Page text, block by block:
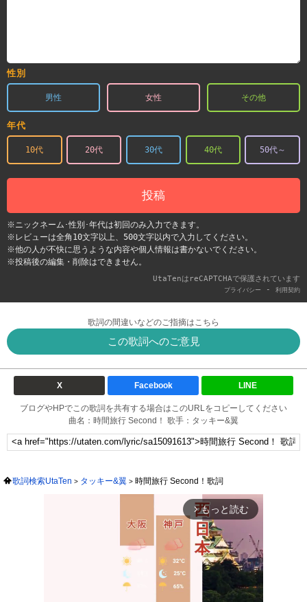
性別
男性 女性 その他
年代
10代 20代 30代 40代 50代～
投稿
※ニックネーム･性別･年代は初回のみ入力できます。
※レビューは全角10文字以上、500文字以内で入力してください。
※他の人が不快に思うような内容や個人情報は書かないでください。
※投稿後の編集・削除はできません。
UtaTenはreCAPTCHAで保護されています
プライバシー - 利用契約
歌詞の間違いなどのご指摘はこちら
この歌詞へのご意見
X Facebook LINE
ブログやHPでこの歌詞を共有する場合はこのURLをコピーしてください
曲名：時間旅行 Second！ 歌手：タッキー&翼
歌詞検索UtaTen タッキー&翼 時間旅行 Second！歌詞
arrow_forward_ios もっと読む